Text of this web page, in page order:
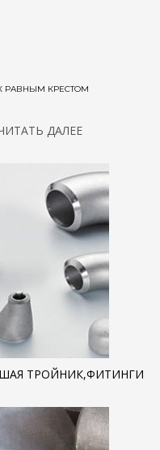
РАВНЫМ КРЕСТОМ
ДАЛЕЕ
ТРОЙНИК,ФИТИНГИ